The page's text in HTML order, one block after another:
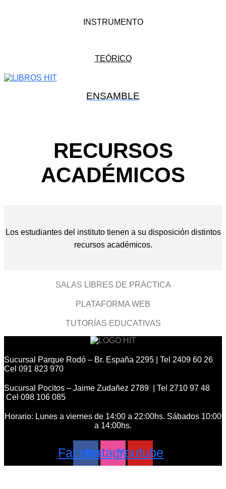
INSTRUMENTO
TEÓRICO
ENSAMBLE
RECURSOS
ACADÉMICOS
Los estudiantes del instituto tienen a su disposición distintos
recursos académicos.
SALAS LIBRES DE PRÁCTICA
PLATAFORMA WEB
TUTORÍAS EDUCATIVAS
Sucursal Parque Rodó – Br. España 2295 | Tel 2409 60 26
Cel 091 823 970
Sucursal Pocitos – Jaime Zudañez 2789 | Tel 2710 97 48
Cel 098 106 085
Horario: Lunes a viernes de 14:00 a 22:00hs. Sábados 10:00
a 14:00hs.
Facebook
Instagram
Youtube